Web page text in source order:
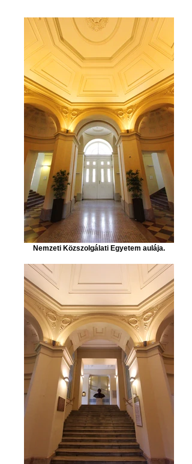
Nemzeti Közszolgálati Egyetem aulája.